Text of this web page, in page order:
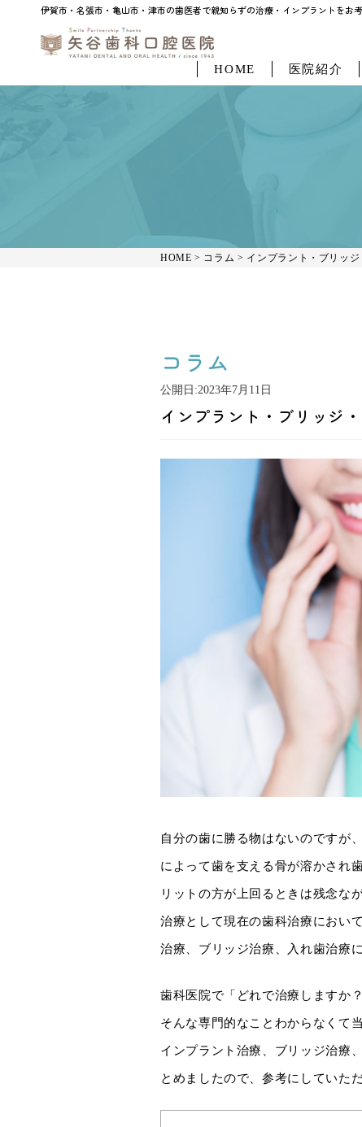
伊賀市・名張市・亀山市・津市の歯医者で親知らずの治療・インプラントをお考え
伊賀市・名張市・亀山市・津市の歯医者で親知らずの治療・インプラントをお
HOME 医院紹介
HOME > コラム > インプラント・ブリッ
コラム
公開日:2023年7月11日
インプラント・ブリッジ
自分の歯に勝る物はないのですが
によって歯を支える骨が溶かされ
リットの方が上回るときは残念な
治療として現在の歯科治療におい
治療、ブリッジ治療、入れ歯治療
歯科医院で「どれで治療しますか
そんな専門的なことわからなくて
インプラント治療、ブリッジ治療
とめましたので、参考にしていた